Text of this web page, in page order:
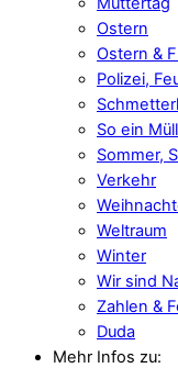
Ostern
Ostern &
Polizei,
So ein
Sommer,
Verkehr
Weltraum
Winter
Wir sind
Zahlen &
Duda
Mehr Infos zu: